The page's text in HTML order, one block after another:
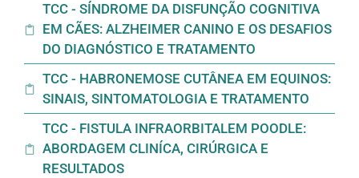
TCC - SÍNDROME DA DISFUNÇÃO COGNITIVA
EM CÃES: ALZHEIMER CANINO E OS DESAFIOS
DO DIAGNÓSTICO E TRATAMENTO
TCC - HABRONEMOSE CUTÂNEA EM EQUINOS:
SINAIS, SINTOMATOLOGIA E TRATAMENTO
TCC - FISTULA INFRAORBITALEM POODLE:
ABORDAGEM CLINÍCA, CIRÚRGICA E
RESULTADOS